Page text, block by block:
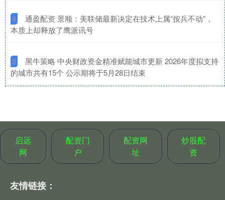
4
​通盈配资 景顺：美联储最新决定在技术上属“按兵不动”，
本质上却释放了鹰派讯号
5
​黑牛策略 中央财政资金精准赋能城市更新 2026年度拟支持
的城市共有15个 公示期将于5月28日结束
启远
网
配资门
户
配资网
址
炒股配
资
友情链接：